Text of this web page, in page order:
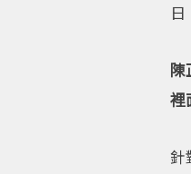
陳
裡
針